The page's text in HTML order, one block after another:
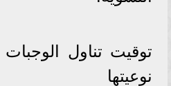
توقيت تناول
نوعيتها